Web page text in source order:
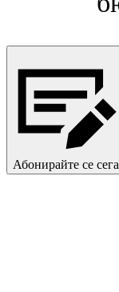
Абонирайте се сега